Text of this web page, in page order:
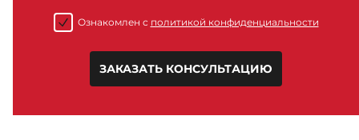
Ознакомлен с политикой конфиденциальности
ЗАКАЗАТЬ КОНСУЛЬТАЦИЮ